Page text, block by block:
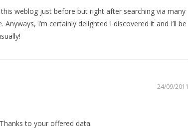
weblog just before but right after searching via many
I’m certainly delighted I discovered it and I’ll be
24/09/2011
to your offered data.